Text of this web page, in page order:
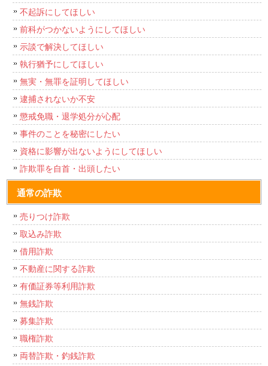
不起訴にしてほしい
前科がつかないようにしてほしい
示談で解決してほしい
執行猶予にしてほしい
無実・無罪を証明してほしい
逮捕されないか不安
懲戒免職・退学処分が心配
事件のことを秘密にしたい
資格に影響が出ないようにしてほしい
詐欺罪を自首・出頭したい
通常の詐欺
売りつけ詐欺
取込み詐欺
借用詐欺
不動産に関する詐欺
有価証券等利用詐欺
無銭詐欺
募集詐欺
職権詐欺
両替詐欺・釣銭詐欺